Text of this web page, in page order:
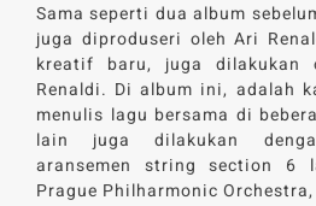
Sama seperti dua album
juga diproduseri oleh Ari
kreatif baru, juga dilakukan
Renaldi. Di album ini, adalah
menulis lagu bersama di
lain juga dilakukan
aransemen string section
Prague Philharmonic